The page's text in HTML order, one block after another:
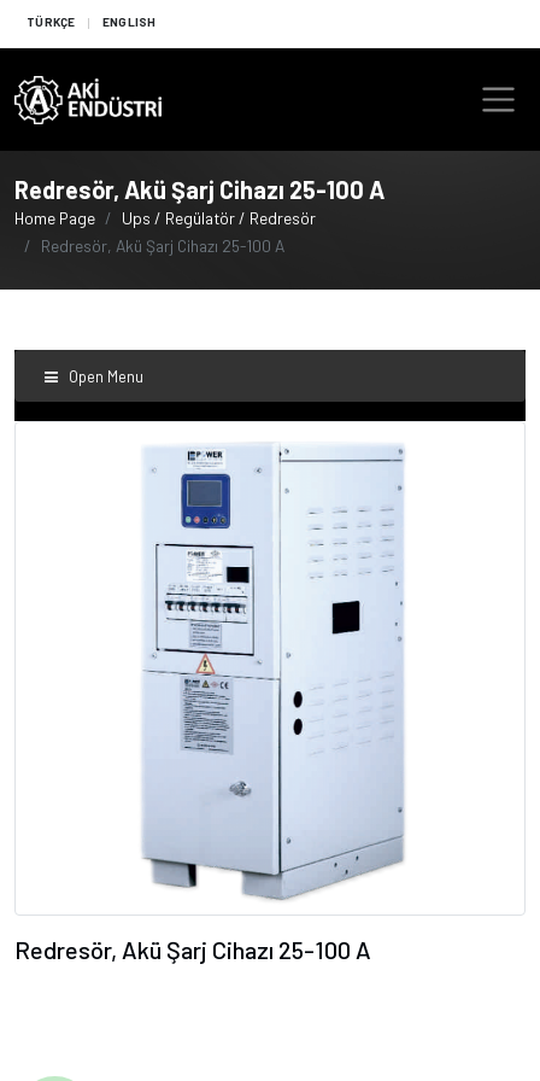
TÜRKÇE ENGLISH
Redresör, Akü Şarj Cihazı 25-100 A
Home Page
Ups / Regülatör / Redresör
Redresör, Akü Şarj Cihazı 25-100 A
Open Menu
Redresör, Akü Şarj Cihazı 25-100 A